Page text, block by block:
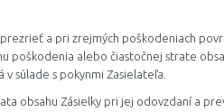
a pri zrejmých poškodeniach
poškodenia alebo čiastočnej strate
súlade s pokynmi Zasielateľa.
obsahu Zásielky pri jej odovzdaní a